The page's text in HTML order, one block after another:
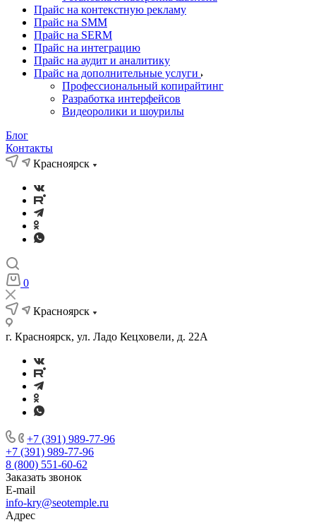
Прайс на контекстную рекламу
Прайс на SMM
Прайс на SERM
Прайс на интеграцию
Прайс на аудит и аналитику
Прайс на дополнительные услуги
Профессиональный копирайтинг
Разработка интерфейсов
Видеоролики и шоурилы
Блог
Контакты
Красноярск
0
Красноярск
г. Красноярск, ул. Ладо Кецховели, д. 22А
+7 (391) 989-77-96
+7 (391) 989-77-96
8 (800) 551-60-62
Заказать звонок
E-mail
info-kry@seotemple.ru
Адрес